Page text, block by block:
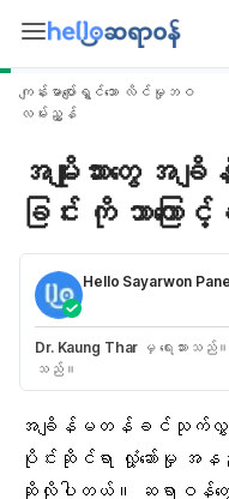
ကျန်းမာပျော်ရွှင်သော လိင်မှုဘဝ
လမ်းညွှန်
အမျိုးသားတွ
ခြင်း ကို ဘာကြေ
Hello Sayarwon
Dr. Kaung Thar မှ ရေးသားသည်။
သည်။
အချိန်မတန်ခင်သုက်လွှတ်ခြ
ပိုင်းဆိုင်ရာ လှုံ့ဆော်မှု အန
ဆိုလိုပါတယ်။ ဆရာဝန်တွေ